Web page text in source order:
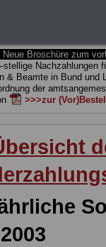
Neue Broschüre zum
stellige Nachzahlungen
& Beamte in Bund und
der
>>>zur